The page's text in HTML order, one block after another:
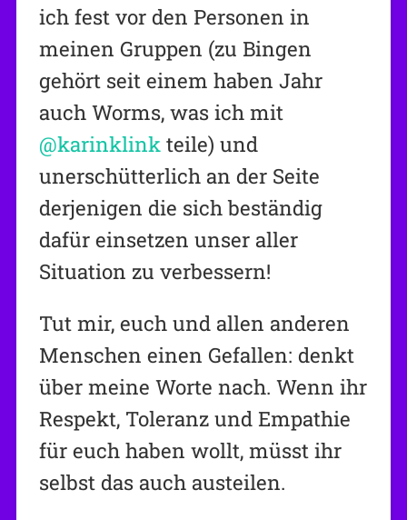
ich fest vor den Personen in
meinen Gruppen (zu Bingen
gehört seit einem haben Jahr
auch Worms, was ich mit
@karinklinkteile) und
unerschütterlich an der Seite
derjenigen die sich beständig
dafür einsetzen unser aller
Situation zu verbessern!
Tut mir, euch und allen anderen
Menschen einen Gefallen: denkt
über meine Worte nach. Wenn ihr
Respekt, Toleranz und Empathie
für euch haben wollt, müsst ihr
selbst das auch austeilen.